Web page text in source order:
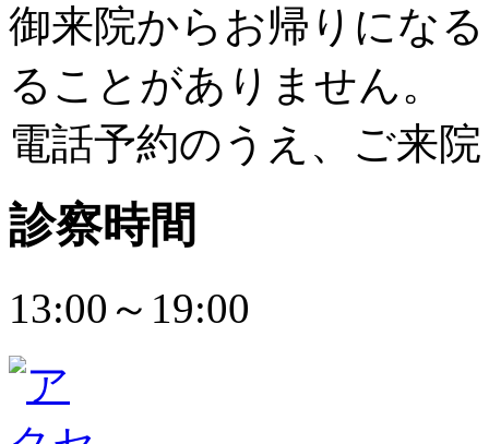
御来院からお帰りにな
ることがありません。
電話予約のうえ、ご来
診察時間
13:00～19:00